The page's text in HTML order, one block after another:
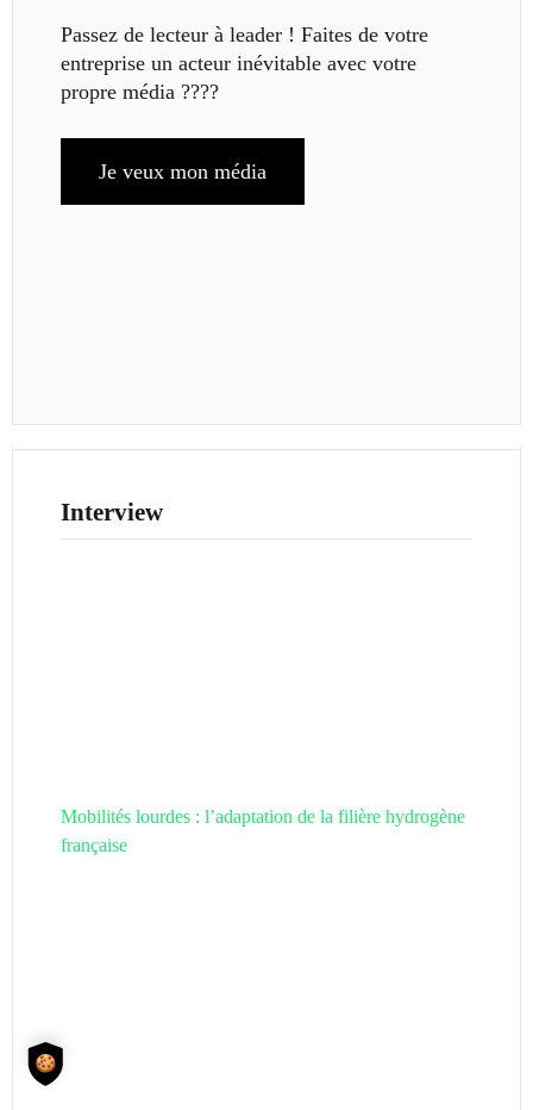
Passez de lecteur à leader ! Faites de votre
entreprise un acteur inévitable avec votre
propre média ????
Je veux mon média
Interview
Mobilités lourdes : l’adaptation de la filière hydrogène
française